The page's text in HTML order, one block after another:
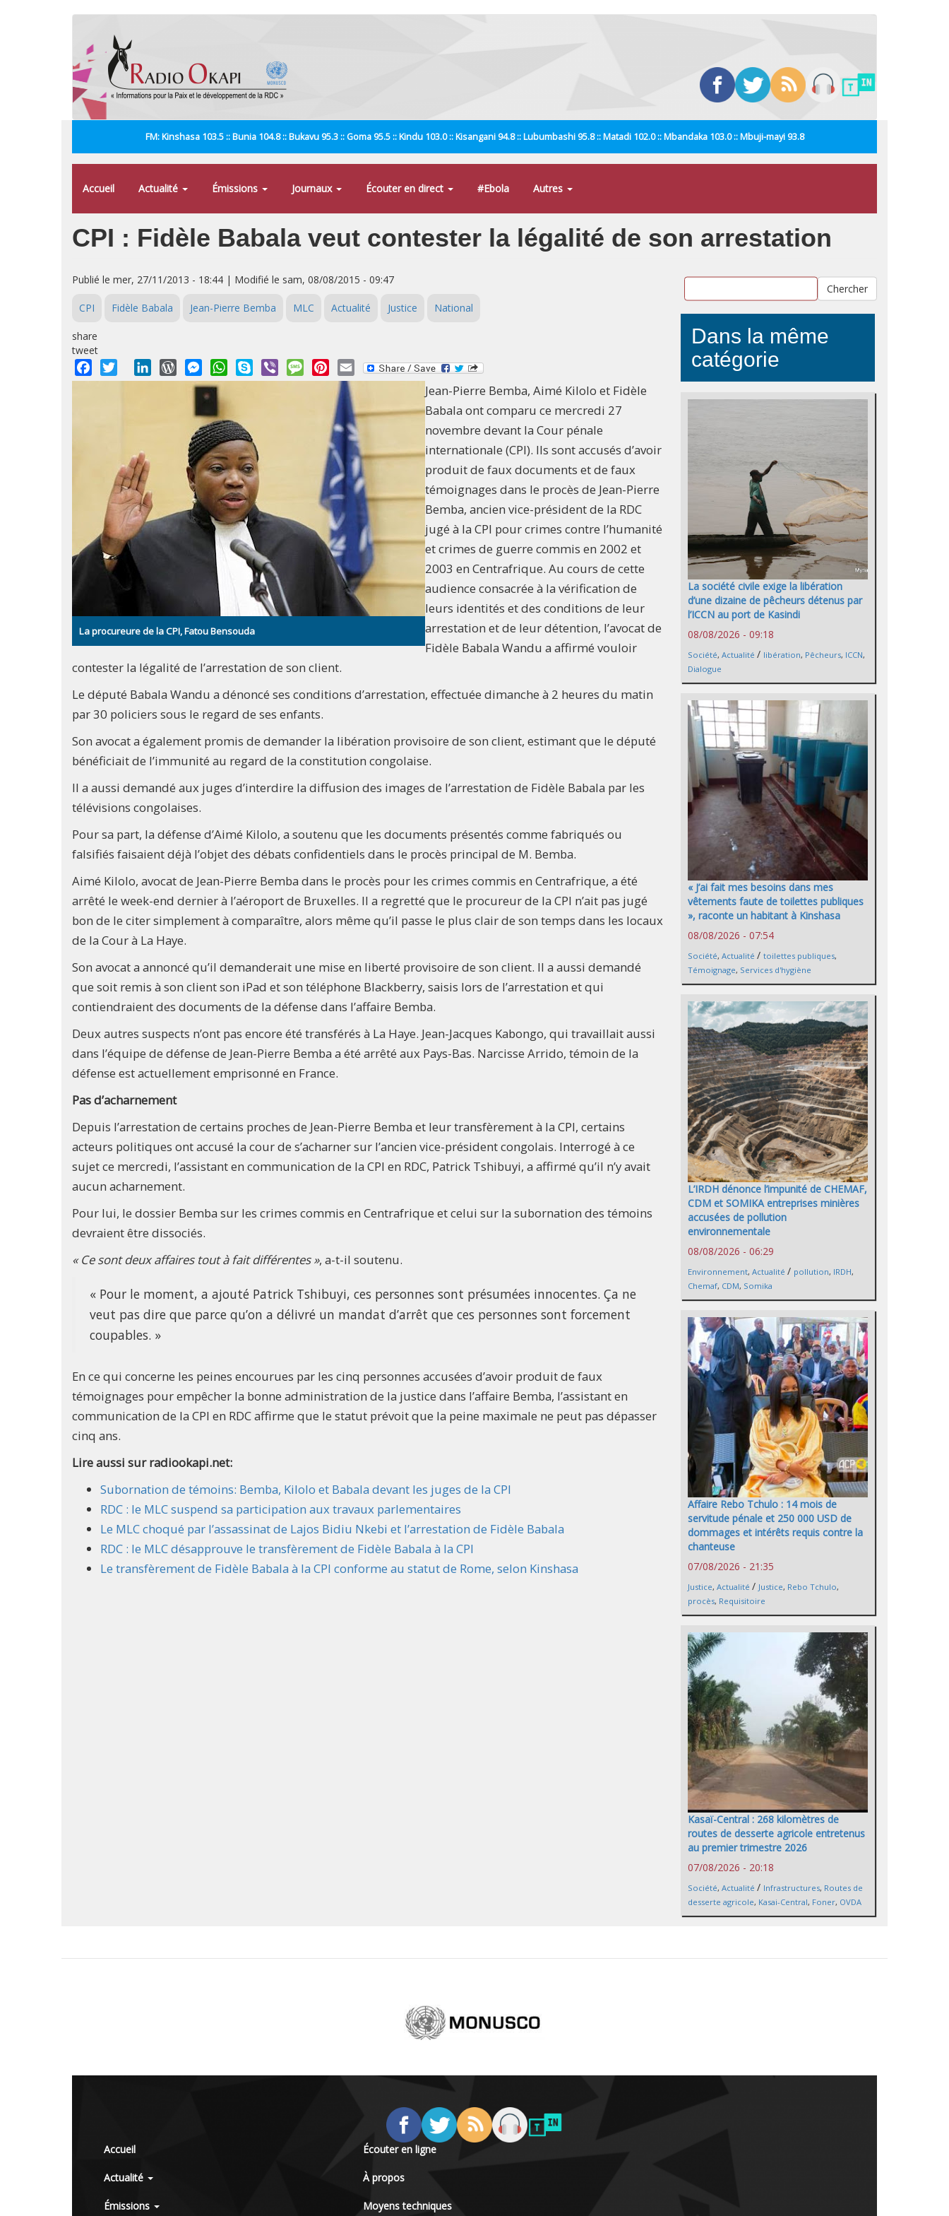
FM: Kinshasa 103.5 :: Bunia 104.8 :: Bukavu 95.3 :: Goma 95.5 :: Kindu 103.0 :: Kisangani 94.8 :: Lubumbashi 95.8 :: Matadi 102.0 :: Mbandaka 103.0 :: Mbuji-mayi 93.8
Accueil Actualité Émissions Journaux Écouter en direct #Ebola Autres
CPI : Fidèle Babala veut contester la légalité de son arrestation
Publié le mer, 27/11/2013 - 18:44 | Modifié le sam, 08/08/2015 - 09:47
CPI Fidèle Babala Jean-Pierre Bemba MLC Actualité Justice National
share
tweet
Facebook
Twitter LinkedInWordPressMessengerWhatsApp
Skype Viber MessagePinterest
Email
La procureure de la CPI, Fatou Bensouda
Jean-Pierre Bemba, Aimé Kilolo et Fidèle
Babala ont comparu ce mercredi 27
novembre devant la Cour pénale
internationale (CPI). Ils sont accusés d’avoir
produit de faux documents et de faux
témoignages dans le procès de Jean-Pierre
Bemba, ancien vice-président de la RDC
jugé à la CPI pour crimes contre l’humanité
et crimes de guerre commis en 2002 et
2003 en Centrafrique. Au cours de cette
audience consacrée à la vérification de
leurs identités et des conditions de leur
arrestation et de leur détention, l’avocat de
Fidèle Babala Wandu a affirmé vouloir
contester la légalité de l’arrestation de son client.
Le député Babala Wandu a dénoncé ses conditions d’arrestation, effectuée dimanche à 2 heures du matin
par 30 policiers sous le regard de ses enfants.
Son avocat a également promis de demander la libération provisoire de son client, estimant que le député
bénéficiait de l’immunité au regard de la constitution congolaise.
Il a aussi demandé aux juges d’interdire la diffusion des images de l’arrestation de Fidèle Babala par les
télévisions congolaises.
Pour sa part, la défense d’Aimé Kilolo, a soutenu que les documents présentés comme fabriqués ou
falsifiés faisaient déjà l’objet des débats confidentiels dans le procès principal de M. Bemba.
Aimé Kilolo, avocat de Jean-Pierre Bemba dans le procès pour les crimes commis en Centrafrique, a été
arrêté le week-end dernier à l’aéroport de Bruxelles. Il a regretté que le procureur de la CPI n’ait pas jugé
bon de le citer simplement à comparaître, alors même qu’il passe le plus clair de son temps dans les locaux
de la Cour à La Haye.
Son avocat a annoncé qu’il demanderait une mise en liberté provisoire de son client. Il a aussi demandé
que soit remis à son client son iPad et son téléphone Blackberry, saisis lors de l’arrestation et qui
contiendraient des documents de la défense dans l’affaire Bemba.
Deux autres suspects n’ont pas encore été transférés à La Haye. Jean-Jacques Kabongo, qui travaillait aussi
dans l’équipe de défense de Jean-Pierre Bemba a été arrêté aux Pays-Bas. Narcisse Arrido, témoin de la
défense est actuellement emprisonné en France.
Pas d’acharnement
Depuis l’arrestation de certains proches de Jean-Pierre Bemba et leur transfèrement à la CPI, certains
acteurs politiques ont accusé la cour de s’acharner sur l’ancien vice-président congolais. Interrogé à ce
sujet ce mercredi, l’assistant en communication de la CPI en RDC, Patrick Tshibuyi, a affirmé qu’il n’y avait
aucun acharnement.
Pour lui, le dossier Bemba sur les crimes commis en Centrafrique et celui sur la subornation des témoins
devraient être dissociés.
« Ce sont deux affaires tout à fait différentes », a-t-il soutenu.
« Pour le moment, a ajouté Patrick Tshibuyi, ces personnes sont présumées innocentes. Ça ne
veut pas dire que parce qu’on a délivré un mandat d’arrêt que ces personnes sont forcement
coupables. »
En ce qui concerne les peines encourues par les cinq personnes accusées d’avoir produit de faux
témoignages pour empêcher la bonne administration de la justice dans l’affaire Bemba, l’assistant en
communication de la CPI en RDC affirme que le statut prévoit que la peine maximale ne peut pas dépasser
cinq ans.
Lire aussi sur radiookapi.net:
Subornation de témoins: Bemba, Kilolo et Babala devant les juges de la CPI
RDC : le MLC suspend sa participation aux travaux parlementaires
Le MLC choqué par l’assassinat de Lajos Bidiu Nkebi et l’arrestation de Fidèle Babala
RDC : le MLC désapprouve le transfèrement de Fidèle Babala à la CPI
Le transfèrement de Fidèle Babala à la CPI conforme au statut de Rome, selon Kinshasa
Chercher
Dans la même
catégorie
La société civile exige la libération
d’une dizaine de pêcheurs détenus par
l’ICCN au port de Kasindi
08/08/2026 - 09:18
Société, Actualité / libération, Pêcheurs, ICCN,
Dialogue
« J’ai fait mes besoins dans mes
vêtements faute de toilettes publiques
», raconte un habitant à Kinshasa
08/08/2026 - 07:54
Société, Actualité / toilettes publiques,
Témoignage, Services d'hygiène
L’IRDH dénonce l’impunité de CHEMAF,
CDM et SOMIKA entreprises minières
accusées de pollution
environnementale
08/08/2026 - 06:29
Environnement, Actualité / pollution, IRDH,
Chemaf, CDM, Somika
Affaire Rebo Tchulo : 14 mois de
servitude pénale et 250 000 USD de
dommages et intérêts requis contre la
chanteuse
07/08/2026 - 21:35
Justice, Actualité / Justice, Rebo Tchulo,
procès, Requisitoire
Kasaï-Central : 268 kilomètres de
routes de desserte agricole entretenus
au premier trimestre 2026
07/08/2026 - 20:18
Société, Actualité / Infrastructures, Routes de
desserte agricole, Kasai-Central, Foner, OVDA
Accueil
Actualité
Émissions
Écouter en ligne
À propos
Moyens techniques